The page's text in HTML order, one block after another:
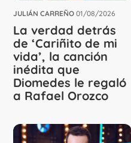
JULIÁN CARREÑO 01/08/2026
La verdad detrás
de ‘Cariñito de mi
vida’, la canción
inédita que
Diomedes le regaló
a Rafael Orozco